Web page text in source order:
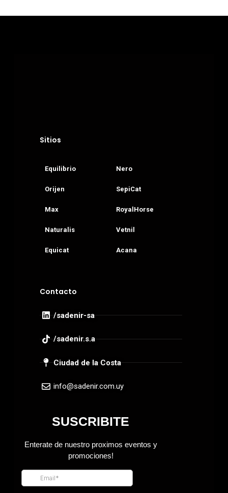
Sitios
Equilibrio
Orijen
Max
Naturalis
Equicat
Nero
SepiCat
RoyalHorse
Vetnil
Acana
Contacto
/sadenir-sa
/sadenir.s.a
Ciudad de la Costa
info@sadenir.com.uy